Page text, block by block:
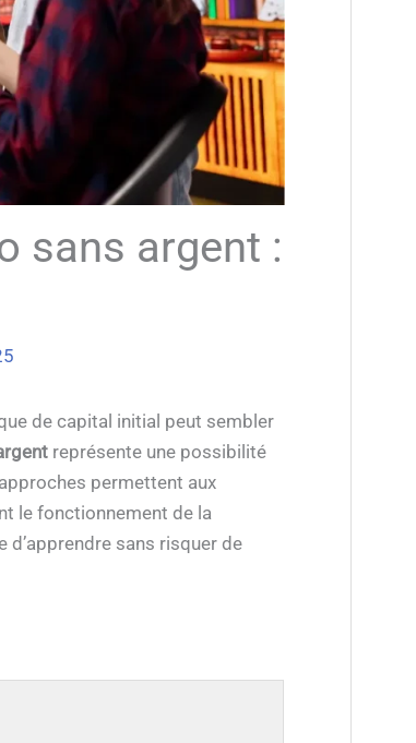
sans argent :
de capital initial peut sembler
représente une possibilité
permettent aux
le fonctionnement de la
sans risquer de